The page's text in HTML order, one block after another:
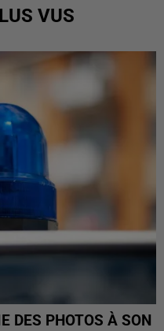
VUS
DES PHOTOS À SON